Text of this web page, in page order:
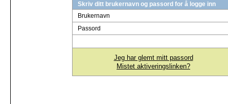
Skriv ditt brukernavn og passord for å logge inn
Brukernavn
Passord
Jeg har glemt mitt passord
Mistet aktiveringslinken?